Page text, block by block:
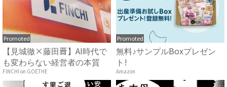
Promoted
【見城徹×藤田晋】AI時代で
も変わらない経営者の本質
FINCHI on GOETHE
Promoted
無料♪サンプルBoxプレゼン
ト!
Amazon